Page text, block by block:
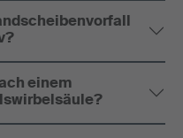
einem